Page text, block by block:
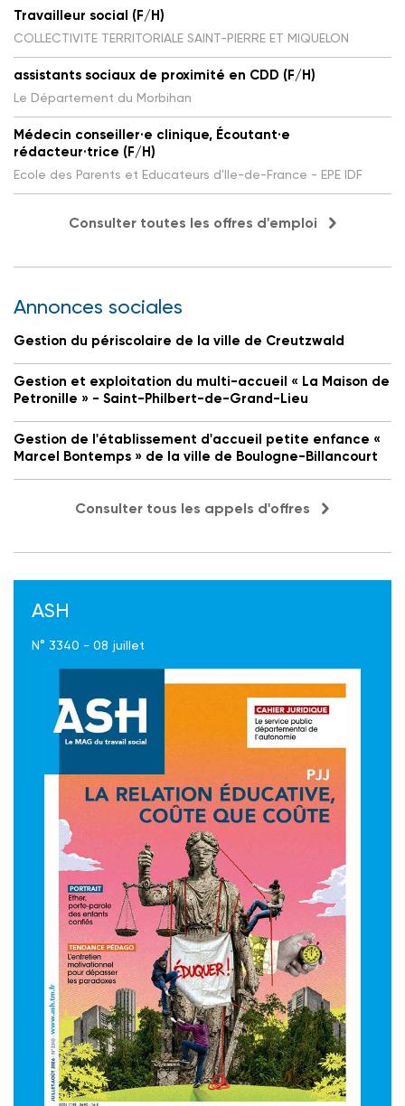
Travailleur social (F/H)
COLLECTIVITE TERRITORIALE SAINT-PIERRE ET MIQUELON
assistants sociaux de proximité en CDD (F/H)
Le Département du Morbihan
Médecin conseiller·e clinique, Écoutant·e
rédacteur·trice (F/H)
Ecole des Parents et Educateurs d'Ile-de-France - EPE IDF
Consulter toutes les offres d'emploi
Annonces sociales
Gestion du périscolaire de la ville de Creutzwald
Gestion et exploitation du multi-accueil « La Maison de
Petronille » - Saint-Philbert-de-Grand-Lieu
Gestion de l'établissement d'accueil petite enfance «
Marcel Bontemps » de la ville de Boulogne-Billancourt
Consulter tous les appels d'offres
ASH
N° 3340 - 08 juillet